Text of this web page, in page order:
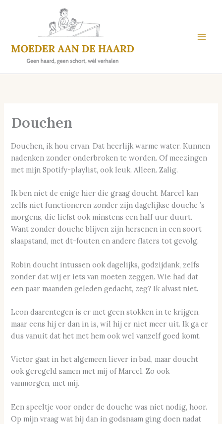
Douchen
Douchen, ik hou ervan. Dat heerlijk warme water. Kunnen
nadenken zonder onderbroken te worden. Of meezingen
met mijn Spotify-playlist, ook leuk. Alleen. Zalig.
Ik ben niet de enige hier die graag doucht. Marcel kan
zelfs niet functioneren zonder zijn dagelijkse douche ’s
morgens, die liefst ook minstens een half uur duurt.
Want zonder douche blijven zijn hersenen in een soort
slaapstand, met dt-fouten en andere flaters tot gevolg.
Robin doucht intussen ook dagelijks, godzijdank, zelfs
zonder dat wij er iets van moeten zeggen. Wie had dat
een paar maanden geleden gedacht, zeg? Ik alvast niet.
Leon daarentegen is er met geen stokken in te krijgen,
maar eens hij er dan in is, wil hij er niet meer uit. Ik ga er
dus vanuit dat het met hem ook wel vanzelf goed komt.
Victor gaat in het algemeen liever in bad, maar doucht
ook geregeld samen met mij of Marcel. Zo ook
vanmorgen, met mij.
Een speeltje voor onder de douche was niet nodig, hoor.
Op mijn vraag wat hij dan in godsnaam ging doen nadat